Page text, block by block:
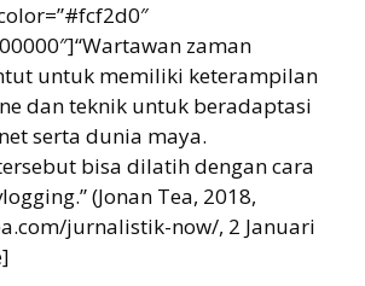
zaman
untuk memiliki keterampilan
dan teknik untuk beradaptasi
serta dunia maya.
bisa dilatih dengan cara
(Jonan Tea, 2018,
jurnalistik-now/, 2 Januari